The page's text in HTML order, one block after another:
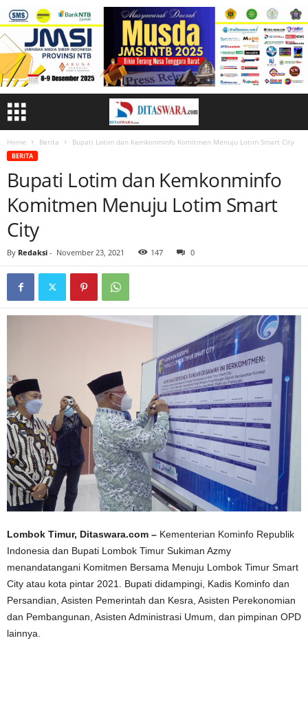
Home Berita Bupati Lotim dan Kemkonminfo Komitmen Menuju Lotim Smart City
BERITA
Bupati Lotim dan Kemkonminfo
Komitmen Menuju Lotim Smart
City
By Redaksi - November 23, 2021 147 0
Lombok Timur, Ditaswara.com – Kementerian Kominfo Republik
Indonesia dan Bupati Lombok Timur Sukiman Azmy
menandatangani Komitmen Bersama Menuju Lombok Timur Smart
City atau kota pintar 2021. Bupati didampingi, Kadis Kominfo dan
Persandian, Asisten Pemerintah dan Kesra, Asisten Perekonomian
dan Pembangunan, Asisten Administrasi Umum, dan pimpinan OPD
lainnya.